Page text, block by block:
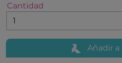
Cantidad
Añadir a